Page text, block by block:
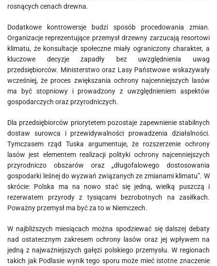
rosnących cenach drewna.
Dodatkowe kontrowersje budzi sposób procedowania zmian.
Organizacje reprezentujące przemysł drzewny zarzucają resortowi
klimatu, że konsultacje społeczne miały ograniczony charakter, a
kluczowe decyzje zapadły bez uwzględnienia uwag
przedsiębiorców. Ministerstwo oraz Lasy Państwowe wskazywały
wcześniej, że proces zwiększania ochrony najcenniejszych lasów
ma być stopniowy i prowadzony z uwzględnieniem aspektów
gospodarczych oraz przyrodniczych.
Dla przedsiębiorców priorytetem pozostaje zapewnienie stabilnych
dostaw surowca i przewidywalności prowadzenia działalności.
Tymczasem rząd Tuska argumentuje, że rozszerzenie ochrony
lasów jest elementem realizacji polityki ochrony najcenniejszych
przyrodniczo obszarów oraz „długofalowego dostosowania
gospodarki leśnej do wyzwań związanych ze zmianami klimatu”. W
skrócie: Polska ma na nowo stać się jedną, wielką puszczą i
rezerwatem przyrody z tysiącami bezrobotnych na zasiłkach.
Poważny przemysł ma być za to w Niemczech.
W najbliższych miesiącach można spodziewać się dalszej debaty
nad ostatecznym zakresem ochrony lasów oraz jej wpływem na
jedną z najważniejszych gałęzi polskiego przemysłu. W regionach
takich jak Podlasie wynik tego sporu może mieć istotne znaczenie